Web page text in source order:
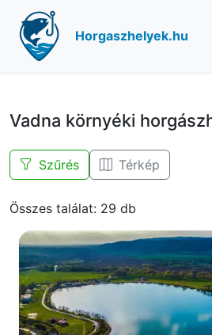
Horgaszhelyek.hu
Vadna környéki
Szűrés Térkép
Összes találat: 29 db